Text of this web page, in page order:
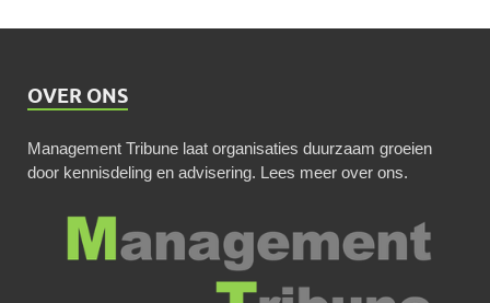
OVER ONS
Management Tribune laat organisaties duurzaam groeien
door kennisdeling en advisering. Lees meer over ons.